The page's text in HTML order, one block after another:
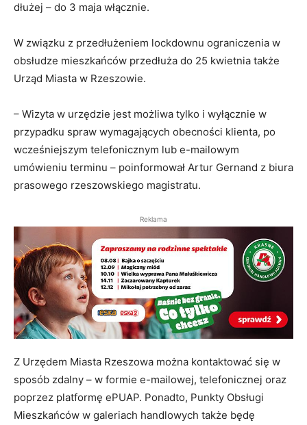
dłużej – do 3 maja włącznie.
W związku z przedłużeniem lockdownu ograniczenia w
obsłudze mieszkańców przedłuża do 25 kwietnia także
Urząd Miasta w Rzeszowie.
– Wizyta w urzędzie jest możliwa tylko i wyłącznie w
przypadku spraw wymagających obecności klienta, po
wcześniejszym telefonicznym lub e-mailowym
umówieniu terminu – poinformował Artur Gernand z biura
prasowego rzeszowskiego magistratu.
Reklama
Z Urzędem Miasta Rzeszowa można kontaktować się w
sposób zdalny – w formie e-mailowej, telefonicznej oraz
poprzez platformę ePUAP. Ponadto, Punkty Obsługi
Mieszkańców w galeriach handlowych także będę